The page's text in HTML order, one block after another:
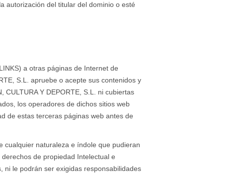
autorización del titular del dominio o esté
a otras páginas de Internet de
S.L. apruebe o acepte sus contenidos y
CULTURA Y DEPORTE, S.L. ni cubiertas
los operadores de dichos sitios web
de estas terceras páginas web antes de
cualquier naturaleza e índole que pudieran
de propiedad Intelectual e
ni le podrán ser exigidas responsabilidades